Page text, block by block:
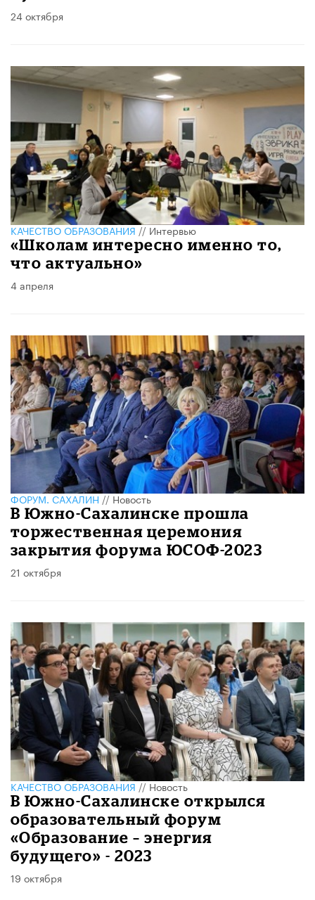
24 октября
КАЧЕСТВО ОБРАЗОВАНИЯ//Интервью
«Школам интересно именно то,
что актуально»
4 апреля
ФОРУМ. САХАЛИН//Новость
В Южно-Сахалинске прошла
торжественная церемония
закрытия форума ЮСОФ-2023
21 октября
КАЧЕСТВО ОБРАЗОВАНИЯ//Новость
​В Южно-Сахалинске открылся
образовательный форум
«Образование – энергия
будущего» - 2023
19 октября